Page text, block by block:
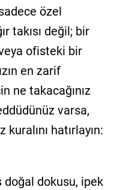
özel
takısı değil; bir
ofisteki bir
en zarif
ne takacağınız
varsa,
hatırlayın:
dokusu, ipek